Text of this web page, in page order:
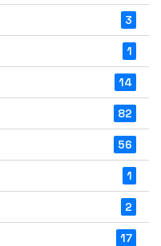
3
1
14
82
56
1
2
17